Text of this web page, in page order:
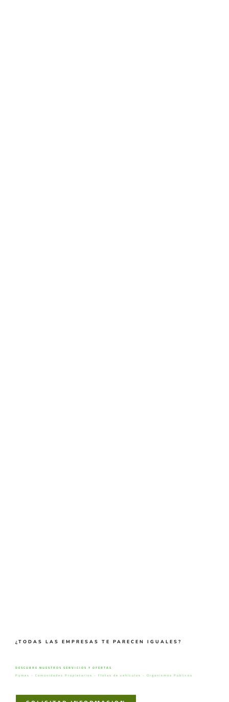
¿TODAS LAS EMPRESAS TE PARECEN IGUALES?
DESCUBRE NUESTROS SERVICIOS Y OFERTAS
Pymes - Comunidades Propietarios - Flotas de vehículos - Organismos Públicos